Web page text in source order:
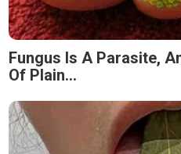
Fungus Is A Parasite,
Of Plain...